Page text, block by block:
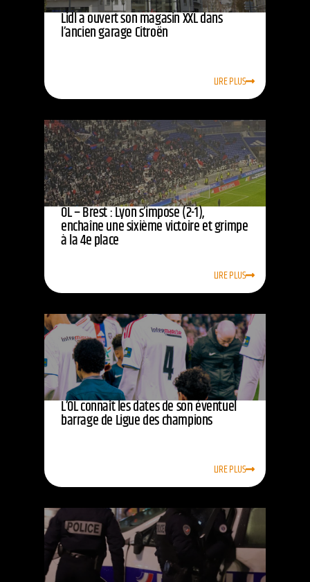
Lidl a ouvert son magasin XXL dans
l’ancien garage Citroën
LIRE PLUS
OL – Brest : Lyon s’impose (2-1),
enchaîne une sixième victoire et grimpe
à la 4e place
LIRE PLUS
L’OL connaît les dates de son éventuel
barrage de Ligue des champions
LIRE PLUS